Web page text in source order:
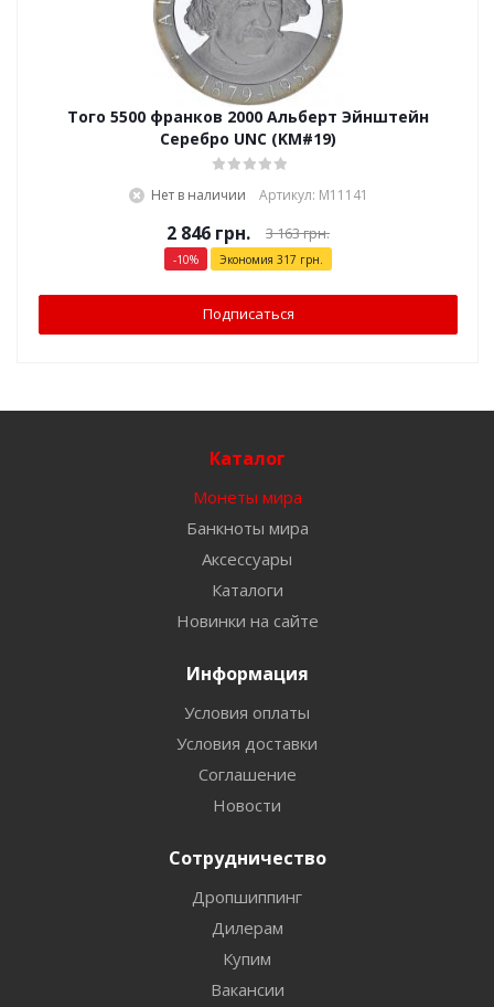
Того 5500 франков 2000 Альберт Эйнштейн
Серебро UNC (KM#19)
Нет в наличии Артикул: М11141
2 846 грн. 3 163грн.
-10% Экономия 317 грн.
Подписаться
Каталог
Монеты мира
Банкноты мира
Аксессуары
Каталоги
Новинки на сайте
Информация
Условия оплаты
Условия доставки
Соглашение
Новости
Сотрудничество
Дропшиппинг
Дилерам
Купим
Вакансии